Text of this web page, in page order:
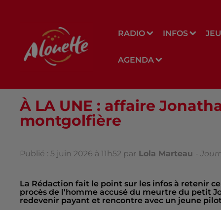
RADIO INFOS
AGENDA
À LA UNE : affaire
montgolfière
Publié : 5 juin 2026 à 11h52 par Lola Marteau -
La Rédaction fait le point sur les infos à retenir
procès de l'homme accusé du meurtre du petit
redevenir payant et rencontre avec un jeune